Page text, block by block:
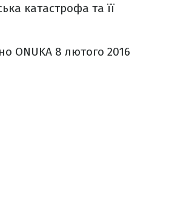
катастрофа та її
ONUKA 8 лютого 2016